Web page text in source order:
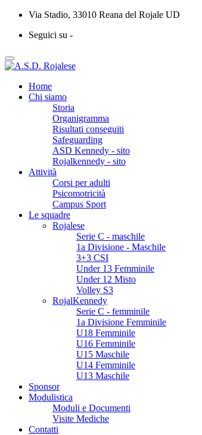
Via Stadio, 33010 Reana del Rojale UD
Seguici su -
Home
Chi siamo
Storia
Organigramma
Risultati conseguiti
Safeguarding
ASD Kennedy - sito
Rojalkennedy - sito
Attività
Corsi per adulti
Psicomotricità
Campus Sport
Le squadre
Rojalese
Serie C - maschile
1a Divisione - Maschile
3+3 CSI
Under 13 Femminile
Under 12 Misto
Volley S3
RojalKennedy
Serie C - femminile
1a Divisione Femminile
U18 Femminile
U16 Femminile
U15 Maschile
U14 Femminile
U13 Maschile
Sponsor
Modulistica
Moduli e Documenti
Visite Mediche
Contatti